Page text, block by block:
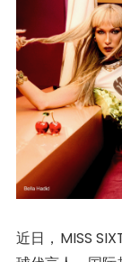
近日，MISS